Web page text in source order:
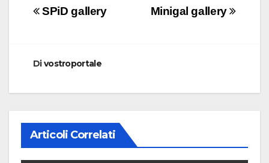
Navigazione
Minigal gallery
SPiD gallery
Divostroportale
Articoli Correlati